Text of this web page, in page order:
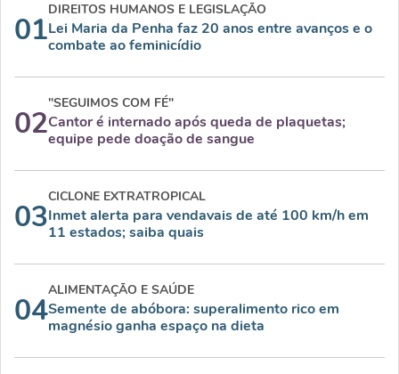
01
DIREITOS HUMANOS E LEGISLAÇÃO
Lei Maria da Penha faz 20 anos entre avanços e o
combate ao feminicídio
02
"SEGUIMOS COM FÉ"
Cantor é internado após queda de plaquetas;
equipe pede doação de sangue
03
CICLONE EXTRATROPICAL
Inmet alerta para vendavais de até 100 km/h em
11 estados; saiba quais
04
ALIMENTAÇÃO E SAÚDE
Semente de abóbora: superalimento rico em
magnésio ganha espaço na dieta